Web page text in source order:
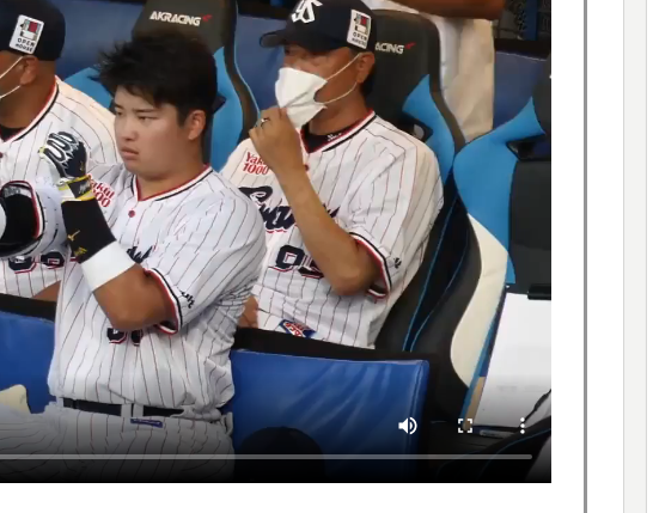
なのか？」→「想像以上に意見が割れてしまう‥」
球の裏側の国がこちらです‥」→「国境を越えた驚くべき歴史
スマホ画面だとイマナガ節を炸裂「NPBでは面白さが必須条
由はこれだけ…？【ポーランドボール】
ランス残留の可能性を会長が示唆！移籍金が交渉の壁に..現地
に衝撃的不祥事！W杯予選でレフリーへの不適切接待発覚！海
の倫理観の高さに海外が超感動